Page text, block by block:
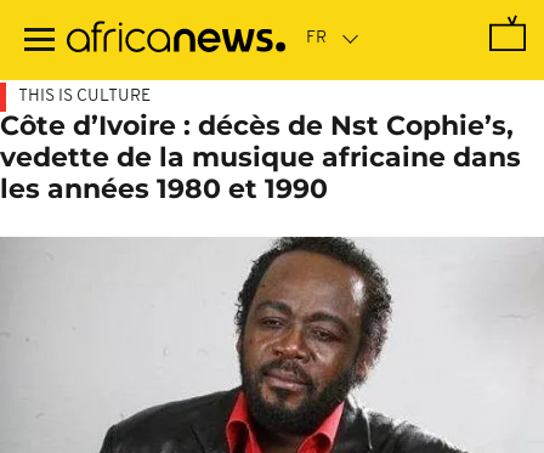
contenu
THIS IS CULTURE
Côte d’Ivoire : décès de Nst Cophie’s,
vedette de la musique africaine dans
les années 1980 et 1990